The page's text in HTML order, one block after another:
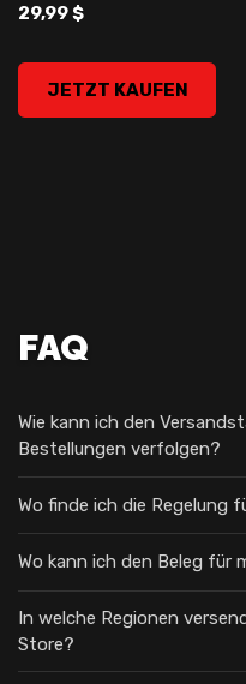
29,99 $
JETZT KAUFEN
ANYWAY, , 29,99 $
FAQ
Wie kann ich den
Bestellungen verfolgen?
Wo finde ich die Regelung
Wo kann ich den Beleg für
In welche Regionen
Store?